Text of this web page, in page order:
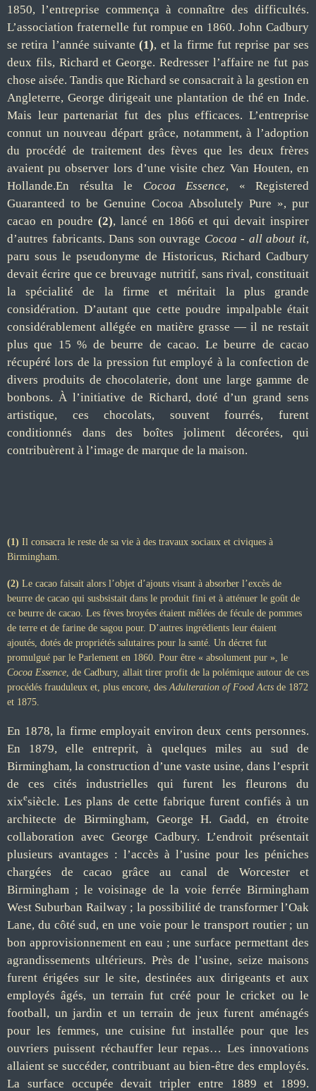
1850, l’entreprise commença à connaître des difficultés.
L’association fraternelle fut rompue en 1860. John Cadbury
se retira l’année suivante (1), et la firme fut reprise par ses
deux fils, Richard et George. Redresser l’affaire ne fut pas
chose aisée. Tandis que Richard se consacrait à la gestion en
Angleterre, George dirigeait une plantation de thé en Inde.
Mais leur partenariat fut des plus efficaces. L’entreprise
connut un nouveau départ grâce, notamment, à l’adoption
du procédé de traitement des fèves que les deux frères
avaient pu observer lors d’une visite chez Van Houten, en
Hollande.En résulta le Cocoa Essence, « Registered
Guaranteed to be Genuine Cocoa Absolutely Pure », pur
cacao en poudre (2), lancé en 1866 et qui devait inspirer
d’autres fabricants. Dans son ouvrage Cocoa - all about it,
paru sous le pseudonyme de Historicus, Richard Cadbury
devait écrire que ce breuvage nutritif, sans rival, constituait
la spécialité de la firme et méritait la plus grande
considération. D’autant que cette poudre impalpable était
considérablement allégée en matière grasse — il ne restait
plus que 15 % de beurre de cacao. Le beurre de cacao
récupéré lors de la pression fut employé à la confection de
divers produits de chocolaterie, dont une large gamme de
bonbons. À l’initiative de Richard, doté d’un grand sens
artistique, ces chocolats, souvent fourrés, furent
conditionnés dans des boîtes joliment décorées, qui
contribuèrent à l’image de marque de la maison.
(1) Il consacra le reste de sa vie à des travaux sociaux et civiques à
Birmingham.
(2) Le cacao faisait alors l’objet d’ajouts visant à absorber l’excès de
beurre de cacao qui susbsistait dans le produit fini et à atténuer le goût de
ce beurre de cacao. Les fèves broyées étaient mêlées de fécule de pommes
de terre et de farine de sagou pour. D’autres ingrédients leur étaient
ajoutés, dotés de propriétés salutaires pour la santé. Un décret fut
promulgué par le Parlement en 1860. Pour être « absolument pur », le
Cocoa Essence, de Cadbury, allait tirer profit de la polémique autour de ces
procédés frauduleux et, plus encore, desAdulteration of Food Acts de 1872
et 1875.
En 1878, la firme employait environ deux cents personnes.
En 1879, elle entreprit, à quelques miles au sud de
Birmingham, la construction d’une vaste usine, dans l’esprit
de ces cités industrielles qui furent les fleurons du
xixesiècle. Les plans de cette fabrique furent confiés à un
architecte de Birmingham, George H. Gadd, en étroite
collaboration avec George Cadbury. L’endroit présentait
plusieurs avantages : l’accès à l’usine pour les péniches
chargées de cacao grâce au canal de Worcester et
Birmingham ; le voisinage de la voie ferrée Birmingham
West Suburban Railway ; la possibilité de transformer l’Oak
Lane, du côté sud, en une voie pour le transport routier ; un
bon approvisionnement en eau ; une surface permettant des
agrandissements ultérieurs. Près de l’usine, seize maisons
furent érigées sur le site, destinées aux dirigeants et aux
employés âgés, un terrain fut créé pour le cricket ou le
football, un jardin et un terrain de jeux furent aménagés
pour les femmes, une cuisine fut installée pour que les
ouvriers puissent réchauffer leur repas… Les innovations
allaient se succéder, contribuant au bien-être des employés.
La surface occupée devait tripler entre 1889 et 1899.